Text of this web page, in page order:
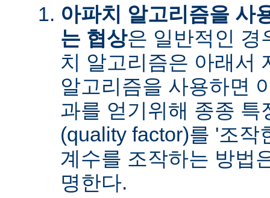
아파치 알고리즘을 사
는 협상은 일반적인 경
치 알고리즘은 아래서
알고리즘을 사용하면
과를 얻기위해 종종 특
(quality factor)를 '조작
계수를 조작하는 방법
명한다.